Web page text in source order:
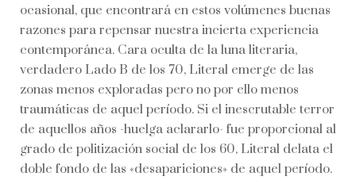
ocasional, que encontrará en estos volúmenes buenas
razones para repensar nuestra incierta experiencia
contemporánea. Cara oculta de la luna literaria,
verdadero Lado B de los 70, Literal emerge de las
zonas menos exploradas pero no por ello menos
traumáticas de aquel período. Si el inescrutable terror
de aquellos años -huelga aclararlo- fue proporcional al
grado de politización social de los 60, Literal delata el
doble fondo de las «desapariciones» de aquel período.